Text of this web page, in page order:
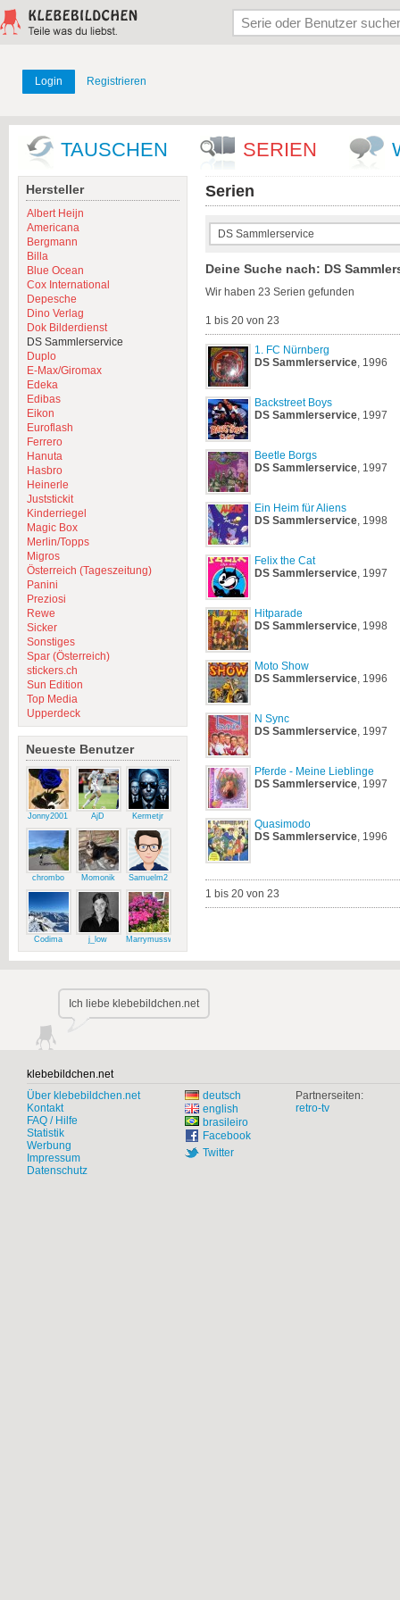
Login Registrieren
TAUSCHEN SERIEN
Hersteller
Albert Heijn
Americana
Bergmann
Billa
Blue Ocean
Cox International
Depesche
Dino Verlag
Dok Bilderdienst
DS Sammlerservice
Duplo
E-Max/Giromax
Edeka
Edibas
Eikon
Euroflash
Ferrero
Hanuta
Hasbro
Heinerle
Juststickit
Kinderriegel
Magic Box
Merlin/Topps
Migros
Österreich (Tageszeitung)
Panini
Preziosi
Rewe
Sicker
Sonstiges
Spar (Österreich)
stickers.ch
Sun Edition
Top Media
Upperdeck
Neueste Benutzer
Jonny2001 AjD Kermetjr
chrombo Momonik Samuelm2
Codima j_low Marrymussweg
Serien
Deine Suche nach: DS
Wir haben 23 Serien gefunden
1 bis 20 von 23
1. FC Nürnberg
DS Sammlerservice, 1996
Backstreet Boys
DS Sammlerservice, 1997
Beetle Borgs
DS Sammlerservice, 1997
Ein Heim für Aliens
DS Sammlerservice, 1998
Felix the Cat
DS Sammlerservice, 1997
Hitparade
DS Sammlerservice, 1998
Moto Show
DS Sammlerservice, 1996
N Sync
DS Sammlerservice, 1997
Pferde - Meine Lieblinge
DS Sammlerservice, 1997
Quasimodo
DS Sammlerservice, 1996
1 bis 20 von 23
Ich liebe klebebildchen.net
klebebildchen.net
Über klebebildchen.net
Kontakt
FAQ / Hilfe
Statistik
Werbung
Impressum
Datenschutz
deutsch
english
brasileiro
Facebook
Twitter
Partnerseiten:
retro-tv